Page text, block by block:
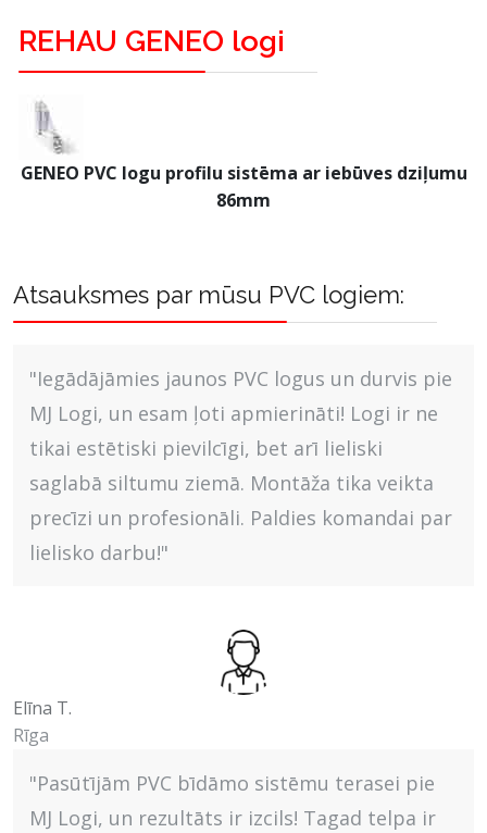
REHAU GENEO logi
GENEO PVC logu profilu sistēma ar iebūves dziļumu
86mm
Atsauksmes par mūsu PVC logiem:
"Iegādājāmies jaunos PVC logus un durvis pie
MJ Logi, un esam ļoti apmierināti! Logi ir ne
tikai estētiski pievilcīgi, bet arī lieliski
saglabā siltumu ziemā. Montāža tika veikta
precīzi un profesionāli. Paldies komandai par
lielisko darbu!"
Elīna T.
Rīga
"Pasūtījām PVC bīdāmo sistēmu terasei pie
MJ Logi, un rezultāts ir izcils! Tagad telpa ir